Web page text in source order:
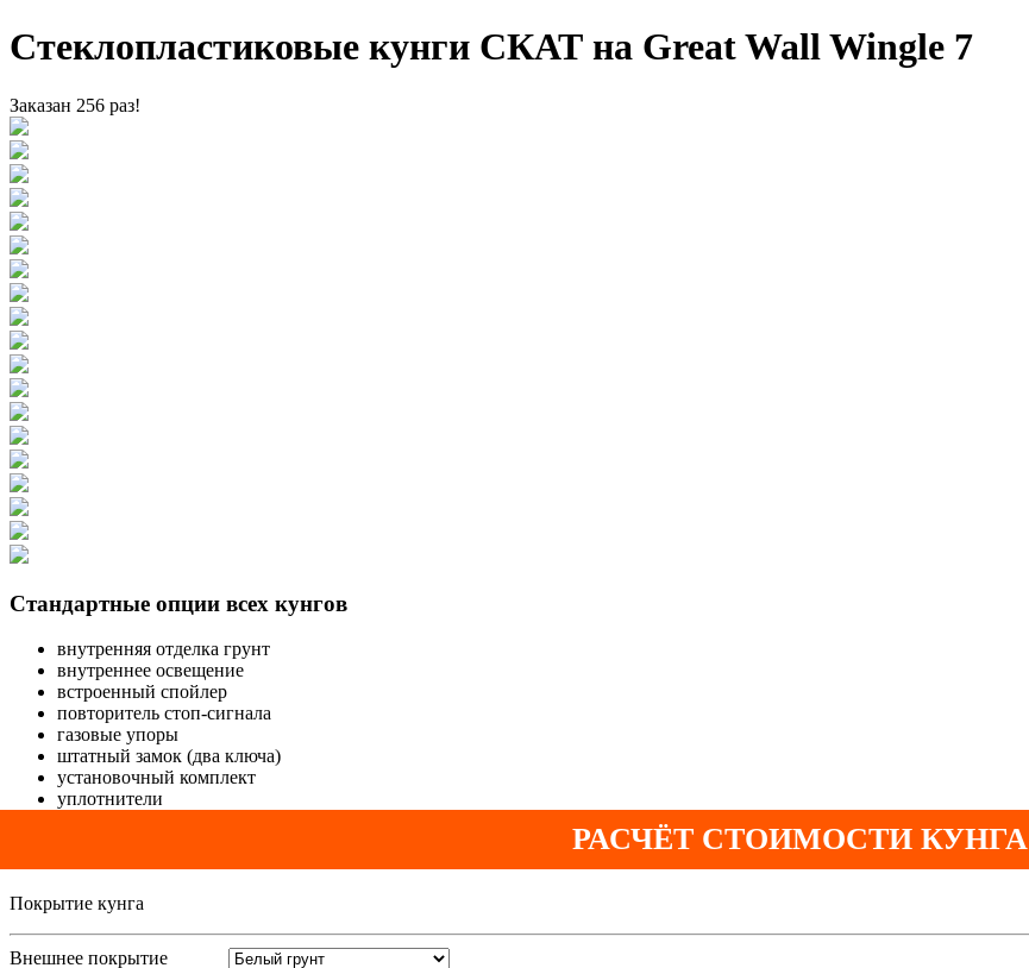
Стеклопластиковые кунги СКАТ на Great Wall Wingle 7
Заказан 256 раз!
Стандартные опции всех кунгов
внутренняя отделка грунт
внутреннее освещение
встроенный спойлер
повторитель стоп-сигнала
газовые упоры
штатный замок (два ключа)
установочный комплект
уплотнители
РАСЧЁТ СТОИМОСТИ КУНГА
Покрытие кунга
Внешнее покрытие